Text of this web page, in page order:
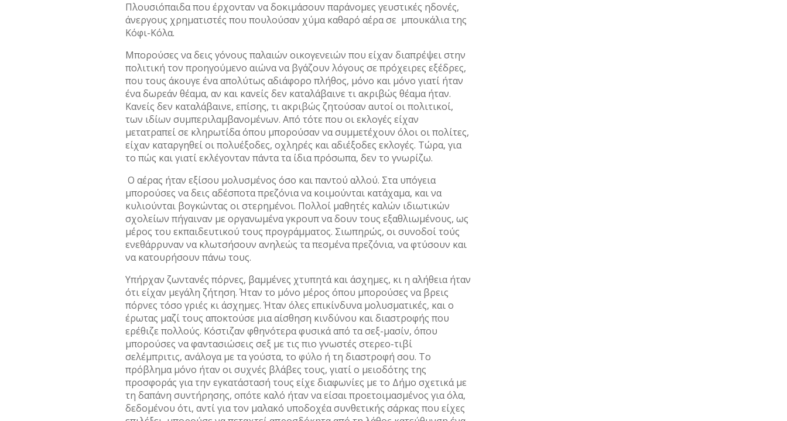
Πλουσιόπαιδα που έρχονταν να δοκιμάσουν παράνομες γευστικές ηδονές,
άνεργους χρηματιστές που πουλούσαν χύμα καθαρό αέρα σε μπουκάλια της
Κόφι-Κόλα.
Μπορούσες να δεις γόνους παλαιών οικογενειών που είχαν διαπρέψει στην
πολιτική τον προηγούμενο αιώνα να βγάζουν λόγους σε πρόχειρες εξέδρες,
που τους άκουγε ένα απολύτως αδιάφορο πλήθος, μόνο και μόνο γιατί ήταν
ένα δωρεάν θέαμα, αν και κανείς δεν καταλάβαινε τι ακριβώς θέαμα ήταν.
Κανείς δεν καταλάβαινε, επίσης, τι ακριβώς ζητούσαν αυτοί οι πολιτικοί,
των ιδίων συμπεριλαμβανομένων. Από τότε που οι εκλογές είχαν
μετατραπεί σε κληρωτίδα όπου μπορούσαν να συμμετέχουν όλοι οι πολίτες,
είχαν καταργηθεί οι πολυέξοδες, οχληρές και αδιέξοδες εκλογές. Τώρα, για
το πώς και γιατί εκλέγονταν πάντα τα ίδια πρόσωπα, δεν το γνωρίζω.
Ο αέρας ήταν εξίσου μολυσμένος όσο και παντού αλλού. Στα υπόγεια
μπορούσες να δεις αδέσποτα πρεζόνια να κοιμούνται κατάχαμα, και να
κυλιούνται βογκώντας οι στερημένοι. Πολλοί μαθητές καλών ιδιωτικών
σχολείων πήγαιναν με οργανωμένα γκρουπ να δουν τους εξαθλιωμένους, ως
μέρος του εκπαιδευτικού τους προγράμματος. Σιωπηρώς, οι συνοδοί τούς
ενεθάρρυναν να κλωτσήσουν ανηλεώς τα πεσμένα πρεζόνια, να φτύσουν και
να κατουρήσουν πάνω τους.
Υπήρχαν ζωντανές πόρνες, βαμμένες χτυπητά και άσχημες, κι η αλήθεια ήταν
ότι είχαν μεγάλη ζήτηση. Ήταν το μόνο μέρος όπου μπορούσες να βρεις
πόρνες τόσο γριές κι άσχημες. Ήταν όλες επικίνδυνα μολυσματικές, και ο
έρωτας μαζί τους αποκτούσε μια αίσθηση κινδύνου και διαστροφής που
ερέθιζε πολλούς. Κόστιζαν φθηνότερα φυσικά από τα σεξ-μασίν, όπου
μπορούσες να φαντασιώσεις σεξ με τις πιο γνωστές στερεο-τιβί
σελέμπριτις, ανάλογα με τα γούστα, το φύλο ή τη διαστροφή σου. Το
πρόβλημα μόνο ήταν οι συχνές βλάβες τους, γιατί ο μειοδότης της
προσφοράς για την εγκατάστασή τους είχε διαφωνίες με το Δήμο σχετικά με
τη δαπάνη συντήρησης, οπότε καλό ήταν να είσαι προετοιμασμένος για όλα,
δεδομένου ότι, αντί για τον μαλακό υποδοχέα συνθετικής σάρκας που είχες